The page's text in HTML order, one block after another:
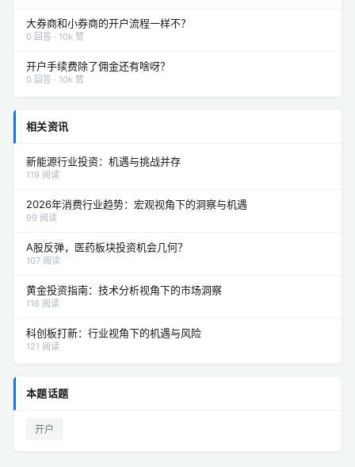
大券商和小券商的开户流程一样不？
0 回答 · 10k 赞
开户手续费除了佣金还有啥呀？
0 回答 · 10k 赞
相关资讯
新能源行业投资：机遇与挑战并存
119 阅读
2026年消费行业趋势：宏观视角下的洞察与机遇
99 阅读
A股反弹，医药板块投资机会几何？
107 阅读
黄金投资指南：技术分析视角下的市场洞察
116 阅读
科创板打新：行业视角下的机遇与风险
121 阅读
本题话题
开户